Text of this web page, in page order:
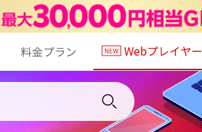
料金プラン Webプレイヤー